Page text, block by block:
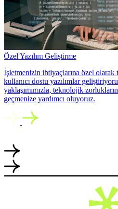
Özel Yazılım Geliştirme
İşletmenizin ihtiyaçlarına özel olarak
kullanıcı dostu yazılımlar
yaklaşımımızla, teknolojik
geçmenize yardımcı oluyoruz.